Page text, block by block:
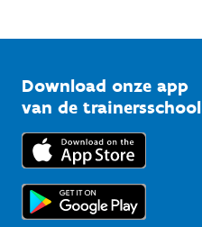
Bedrijven
Trainers en begeleiders
Topsporters
Vlaamse Trainersschool
Kennisplatform
Downloads
Voor de pers
Download onze app
van de trainersschool